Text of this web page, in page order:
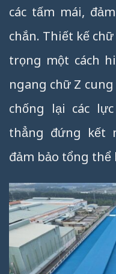
các tấm mái,
chắn. Thiết kế
trọng một cách
ngang chữ Z
chống lại các
thẳng đứng kết
đảm bảo tổng thể